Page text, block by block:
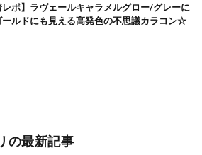
レポ】ラヴェールキャラメルグロー/グレーに
ールドにも見える高発色の不思議カラコン☆
の最新記事